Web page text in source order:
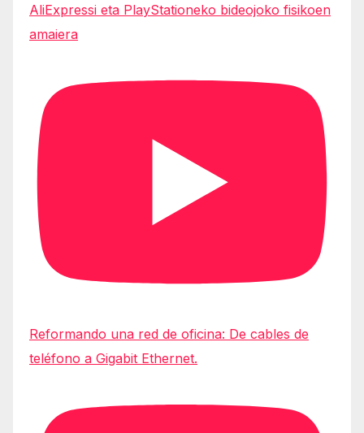
AliExpressi eta PlayStationeko bideojoko fisikoen
amaiera
Reformando una red de oficina: De cables de
teléfono a Gigabit Ethernet.